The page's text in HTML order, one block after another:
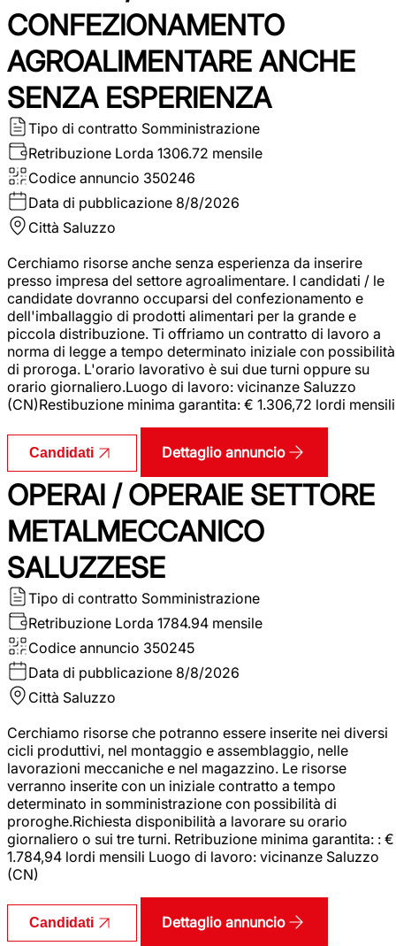
CONFEZIONAMENTO
AGROALIMENTARE ANCHE
SENZA ESPERIENZA
Tipo di contratto Somministrazione
Retribuzione Lorda 1306.72 mensile
Codice annuncio 350246
Data di pubblicazione 8/8/2026
Città Saluzzo
Cerchiamo risorse anche senza esperienza da inserire
presso impresa del settore agroalimentare. I candidati / le
candidate dovranno occuparsi del confezionamento e
dell'imballaggio di prodotti alimentari per la grande e
piccola distribuzione. Ti offriamo un contratto di lavoro a
norma di legge a tempo determinato iniziale con possibilità
di proroga. L'orario lavorativo è sui due turni oppure su
orario giornaliero.Luogo di lavoro: vicinanze Saluzzo
(CN)Restibuzione minima garantita: € 1.306,72 lordi mensili
Candidati Dettaglio annuncio
OPERAI / OPERAIE SETTORE
METALMECCANICO
SALUZZESE
Tipo di contratto Somministrazione
Retribuzione Lorda 1784.94 mensile
Codice annuncio 350245
Data di pubblicazione 8/8/2026
Città Saluzzo
Cerchiamo risorse che potranno essere inserite nei diversi
cicli produttivi, nel montaggio e assemblaggio, nelle
lavorazioni meccaniche e nel magazzino. Le risorse
verranno inserite con un iniziale contratto a tempo
determinato in somministrazione con possibilità di
proroghe.Richiesta disponibilità a lavorare su orario
giornaliero o sui tre turni. Retribuzione minima garantita: : €
1.784,94 lordi mensili Luogo di lavoro: vicinanze Saluzzo
(CN)
Candidati Dettaglio annuncio